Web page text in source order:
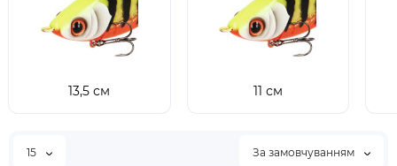
13,5 см 11 см
15 За замовчуванням